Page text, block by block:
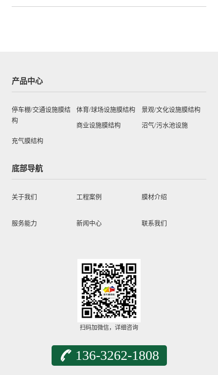
产品中心
停车棚/交通设施膜结
构
体育/球场设施膜结构 景观/文化设施膜结构
商业设施膜结构 沼气/污水池设施
充气膜结构
底部导航
关于我们 工程案例 膜材介绍
服务能力 新闻中心 联系我们
扫码加微信，详细咨询
136-3262-1808